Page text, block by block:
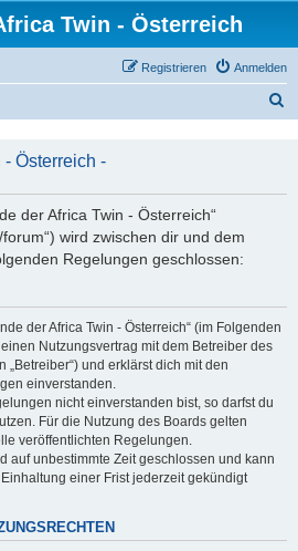
Twin - Österreich
Anmelden
Registrieren
- Österreich -
der Africa Twin - Österreich“
wird zwischen dir und dem
Regelungen geschlossen:
der Africa Twin - Österreich“ (im Folgenden
Nutzungsvertrag mit dem Betreiber des
„Betreiber“) und erklärst dich mit den
einverstanden.
nicht einverstanden bist, so darfst du
Für die Nutzung des Boards gelten
veröffentlichten Regelungen.
auf unbestimmte Zeit geschlossen und kann
einer Frist jederzeit gekündigt